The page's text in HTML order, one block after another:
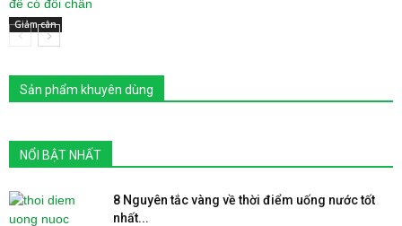
Giảm cân
Sản phẩm khuyên dùng
NỔI BẬT NHẤT
8 Nguyên tắc vàng về thời điểm uống nước tốt
nhất...